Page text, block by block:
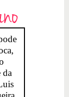
da